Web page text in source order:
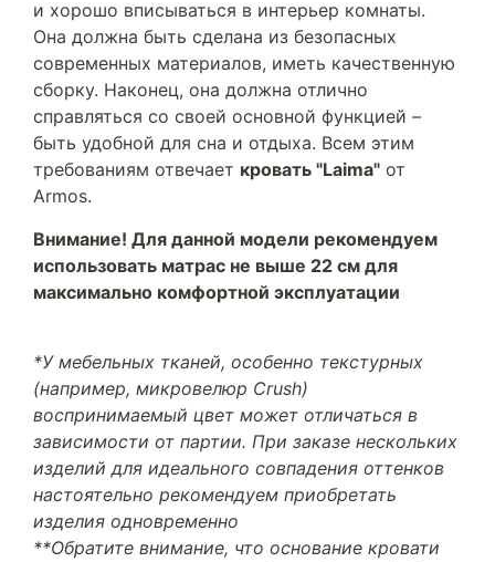
и хорошо вписываться в интерьер комнаты.
Она должна быть сделана из безопасных
современных материалов, иметь качественную
сборку. Наконец, она должна отлично
справляться со своей основной функцией –
быть удобной для сна и отдыха. Всем этим
требованиям отвечает кровать "Laima" от
Armos.
Внимание! Для данной модели рекомендуем
использовать матрас не выше 22 см для
максимально комфортной эксплуатации
*У мебельных тканей, особенно текстурных
(например, микровелюр Crush)
воспринимаемый цвет может отличаться в
зависимости от партии. При заказе нескольких
изделий для идеального совпадения оттенков
настоятельно рекомендуем приобретать
изделия одновременно
**Обратите внимание, что основание кровати